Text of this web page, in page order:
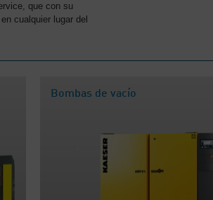
que con su
cualquier lugar del
Bombas de vacío